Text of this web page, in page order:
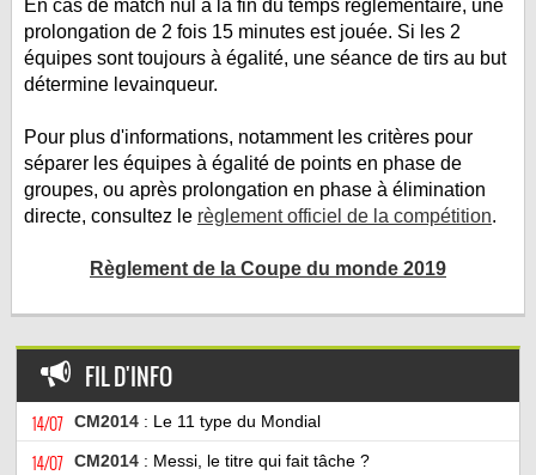
En cas de match nul à la fin du temps réglementaire, une
prolongation de 2 fois 15 minutes est jouée. Si les 2
équipes sont toujours à égalité, une séance de tirs au but
détermine levainqueur.
Pour plus d'informations, notamment les critères pour
séparer les équipes à égalité de points en phase de
groupes, ou après prolongation en phase à élimination
directe, consultez le règlement officiel de la compétition.
Règlement de la Coupe du monde 2019
FIL D'INFO
14/07 CM2014 : Le 11 type du Mondial
14/07 CM2014 : Messi, le titre qui fait tâche ?